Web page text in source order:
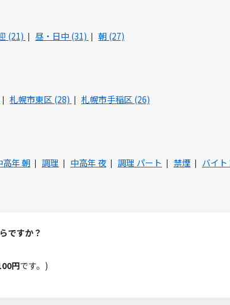
(21) 昼・日中 (31) 朝 (27)
札幌市東区 (28) 札幌市手稲区 (26)
高年 朝 調理 中高年 夜 調理 パート 禁煙 バイト
ですか？
円です。)